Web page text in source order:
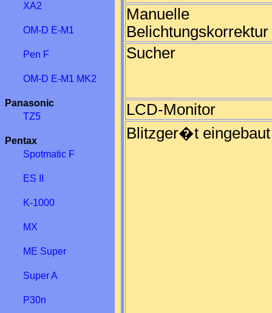
XA2
OM-D E-M1
Pen F
OM-D E-M1 MK2
Panasonic
TZ5
Pentax
Spotmatic F
ES II
K-1000
MX
ME Super
Super A
P30n
Manuelle
Belichtungskorrektur
Sucher
LCD-Monitor
Blitzger�t eingebaut